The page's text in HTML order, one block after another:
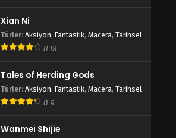
Xian Ni
Türler: Aksiyon, Fantastik, Macera, Tarihsel
8.13
Tales of Herding Gods
Türler: Aksiyon, Fantastik, Macera, Tarihsel
8.9
Wanmei Shijie